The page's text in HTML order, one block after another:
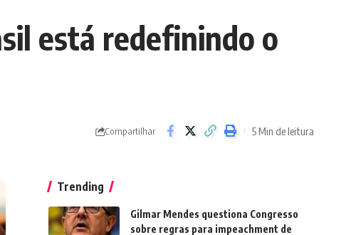
está redefinindo o
Compartilhar 5 Min de leitura
Trending
Gilmar Mendes questiona Congresso
sobre regras para impeachment de